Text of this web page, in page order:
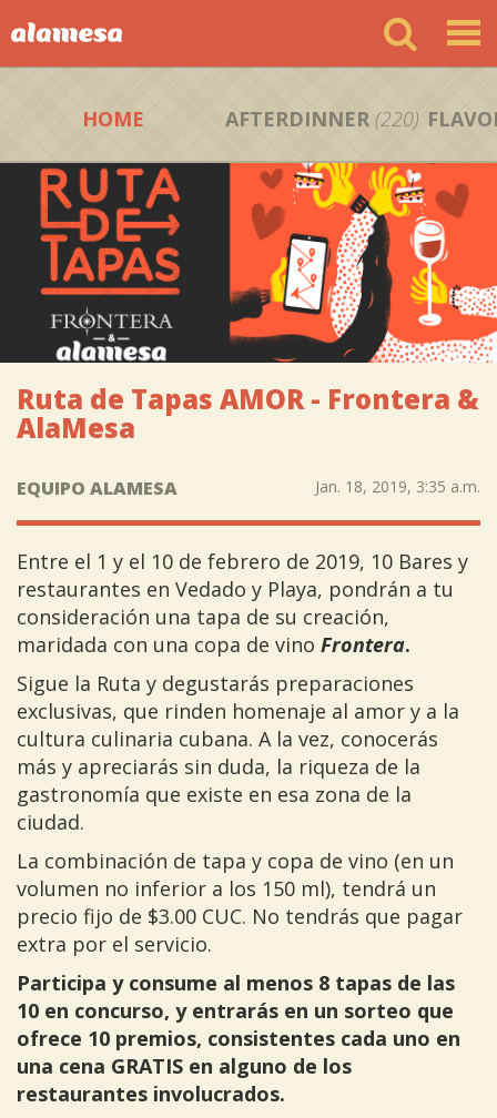
HOME AFTERDINNER (220)
Ruta de Tapas AMOR - Frontera &
AlaMesa
EQUIPO ALAMESA Jan. 18, 2019, 3:35 a.m.
Entre el 1 y el 10 de febrero de 2019, 10 Bares y
restaurantes en Vedado y Playa, pondrán a tu
consideración una tapa de su creación,
maridada con una copa de vino Frontera.
Sigue la Ruta y degustarás preparaciones
exclusivas, que rinden homenaje al amor y a la
cultura culinaria cubana. A la vez, conocerás
más y apreciarás sin duda, la riqueza de la
gastronomía que existe en esa zona de la
ciudad.
La combinación de tapa y copa de vino (en un
volumen no inferior a los 150 ml), tendrá un
precio fijo de $3.00 CUC. No tendrás que pagar
extra por el servicio.
Participa y consume al menos 8 tapas de las
10 en concurso, y entrarás en un sorteo que
ofrece 10 premios, consistentes cada uno en
una cena GRATIS en alguno de los
restaurantes involucrados.